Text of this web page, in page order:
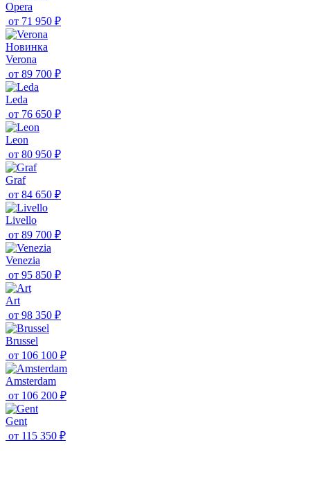
Opera
от 71 950 ₽
Новинка
Verona
от 89 700 ₽
Leda
от 76 650 ₽
Leon
от 80 950 ₽
Graf
от 84 650 ₽
Livello
от 89 700 ₽
Venezia
от 95 850 ₽
Art
от 98 350 ₽
Brussel
от 106 100 ₽
Amsterdam
от 106 200 ₽
Gent
от 115 350 ₽